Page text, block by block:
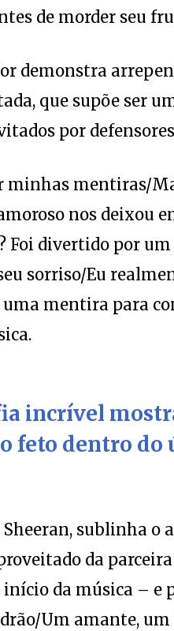
de morder seu
demonstra
que supõe ser
por
minhas mentiras/
nos deixou
Foi divertido por
sorriso/Eu
uma mentira para
incrível
feto dentro do
Sheeran, sublinha o
da
início da música – e
Um amante,